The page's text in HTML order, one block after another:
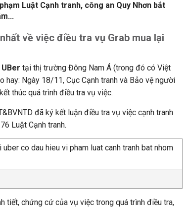
Luật Cạnh tranh, công an Quy Nhơn bắt
về việc điều tra vụ Grab mua lại
tại thị trường Đông Nam Á (trong đó có Việt
hay: Ngày 18/11, Cục Cạnh tranh và Bảo vệ người
thúc quá trình điều tra vụ việc.
đã ký kết luận điều tra vụ việc cạnh tranh
Luật Cạnh tranh.
tiết, chứng cứ của vụ việc trong quá trình điều tra,